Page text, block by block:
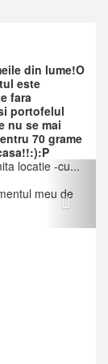
din lume!O
este
fara
portofelul
nu se mai
70 grame
locatie -cu...
meu de
Next